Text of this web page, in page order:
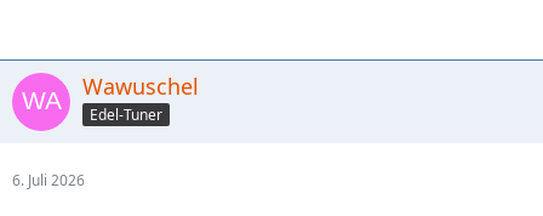
Wawuschel
Edel-Tuner
6. Juli 2026